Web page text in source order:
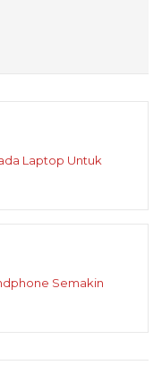
Laptop Untuk
Semakin